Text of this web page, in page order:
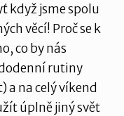
když jsme spolu
věcí! Proč se k
co by nás
rutiny
a na celý víkend
úplně jiný svět